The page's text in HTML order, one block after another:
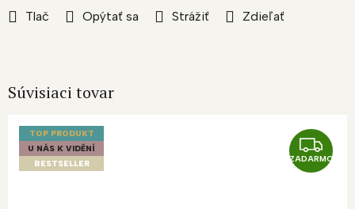
Tlač Opýtať sa Strážiť Zdieľať
Súvisiaci tovar
TOP PRODUKT
U NÁS K VIDĚNÍ
BESTSELLER
Z
A
ZADARMO